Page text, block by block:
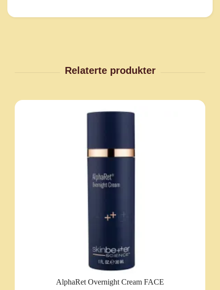
AlphaRet Overnight Cream FACE